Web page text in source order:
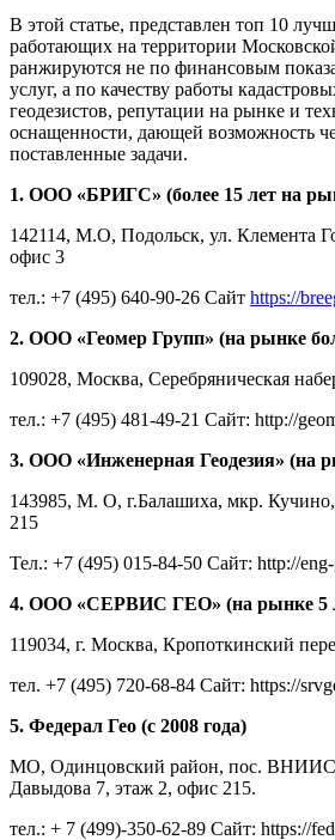
В этой статье, представлен топ 10
работающих на территории
ранжируются не по финансовым
услуг, а по качеству работы
геодезистов, репутации на рынке и
оснащенности, дающей возможность
поставленные задачи.
1. ООО «БРИГС» (более 15 лет на
142114, М.О, Подольск, ул. Клемента
офис 3
тел.: +7 (495) 640-90-26 Сайт https://
2. ООО «Геомер Групп» (на рынке
109028, Москва, Серебряническая
тел.: +7 (495) 481-49-21 Сайт: http://
3. ООО «Инженерная Геодезия» (на
143985, М. О, г.Балашиха, мкр.
215
Тел.: +7 (495) 015-84-50 Сайт: http://
4. ООО «СЕРВИС ГЕО» (на рынке 5
119034, г. Москва, Кропоткинский
тел. +7 (495) 720-68-84 Сайт: https://
5. Федерал Гео (с 2008 года)
МО, Одинцовский район, пос.
Давыдова 7, этаж 2, офис 215.
тел.: + 7 (499)-350-62-89 Сайт: https://